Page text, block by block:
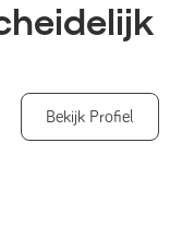
Bekijk Profiel